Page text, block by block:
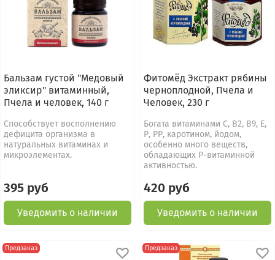
Бальзам густой "Медовый
эликсир" витаминный,
Пчела и человек, 140 г
Способствует восполнению
дефицита организма в
натуральных витаминах и
микроэлементах.
395 руб
Уведомить о наличии
Фитомёд Экстракт рябины
черноплодной, Пчела и
Человек, 230 г
Богата витаминами С, В2, В9, Е,
Р, РР, каротином, йодом,
особенно много веществ,
обладающих Р-витаминной
активностью.
420 руб
Уведомить о наличии
Предзаказ Предзаказ